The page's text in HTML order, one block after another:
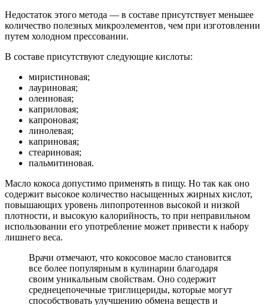
Недостаток этого метода — в составе присутствует меньшее
количество полезных микроэлементов, чем при изготовлении
путем холодном прессовании.
В составе присутствуют следующие кислоты:
миристиновая;
лауриновая;
олеиновая;
каприловая;
капроновая;
линолевая;
каприновая;
стеариновая;
пальмитиновая.
Масло кокоса допустимо применять в пищу. Но так как оно
содержит высокое количество насыщенных жирных кислот,
повышающих уровень липопротеинов высокой и низкой
плотности, и высокую калорийность, то при неправильном
использовании его употребление может привести к набору
лишнего веса.
Врачи отмечают, что кокосовое масло становится
все более популярным в кулинарии благодаря
своим уникальным свойствам. Оно содержит
среднецепочечные триглицериды, которые могут
способствовать улучшению обмена веществ и